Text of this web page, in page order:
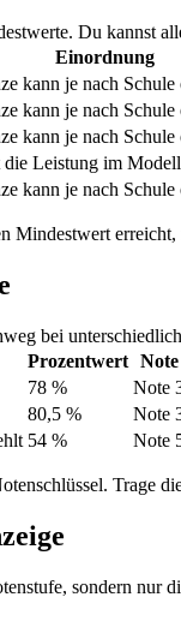
Du kannst
Einordnung
kann je nach
kann je nach
kann je nach
Leistung im Modell
kann je nach
Mindestwert
bei
Prozentwert Note
78 % Note
80,5 % Note
54 % Note
Trage
sondern nur